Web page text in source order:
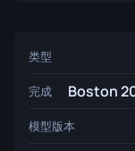
类型
完成 Boston
模型版本